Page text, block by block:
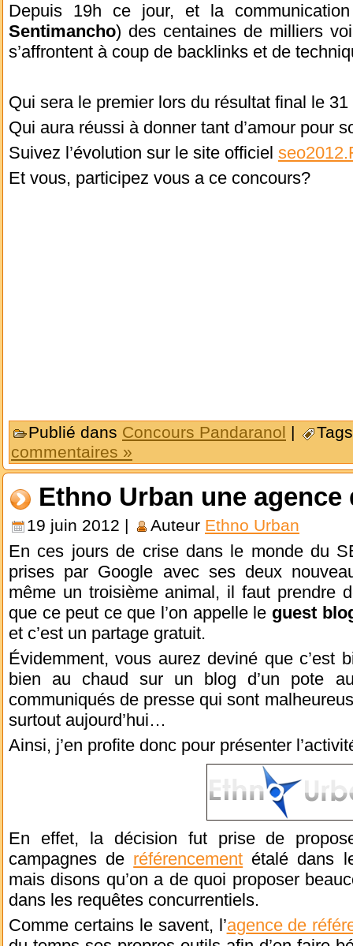
Depuis 19h ce jour, et la
Sentimancho) des centaines de milliers
s’affrontent à coup de backlinks et de
Qui sera le premier lors du résultat final le
Qui aura réussi à donner tant d’amour pour
Suivez l’évolution sur le site officiel
Et vous, participez vous a ce concours?
Publié dans Concours Pandaranol |
commentaires »
Ethno Urban une
19 juin 2012 | Auteur Ethno Urban
En ces jours de crise dans le monde du
prises par Google avec ses deux
même un troisième animal, il faut prendre
que ce peut ce que l’on appelle le guest
et c’est un partage gratuit.
Évidemment, vous aurez deviné que c’est
bien au chaud sur un blog d’un pote
communiqués de presse qui sont
surtout aujourd’hui…
Ainsi, j’en profite donc pour présenter
En effet, la décision fut prise de
campagnes de référencement étalé dans
mais disons qu’on a de quoi proposer
dans les requêtes concurrentiels.
Comme certains le savent, l’agence de